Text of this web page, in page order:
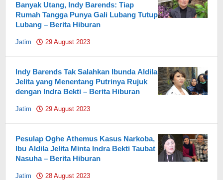
Banyak Utang, Indy Barends: Tiap
Rumah Tangga Punya Gali Lubang Tutup
Lubang – Berita Hiburan
Jatim 29 August 2023
Indy Barends Tak Salahkan Ibunda Aldila
Jelita yang Menentang Putrinya Rujuk
dengan Indra Bekti – Berita Hiburan
Jatim 29 August 2023
Pesulap Oghe Athemus Kasus Narkoba,
Ibu Aldila Jelita Minta Indra Bekti Taubat
Nasuha – Berita Hiburan
Jatim 28 August 2023